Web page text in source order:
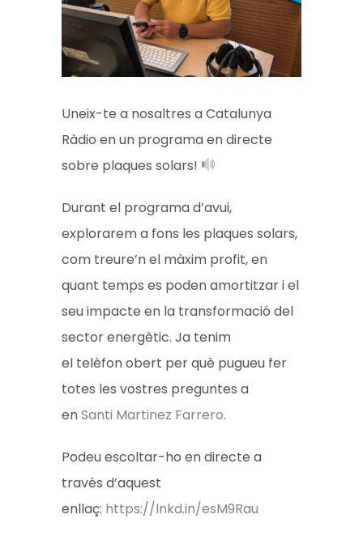
Uneix-te a nosaltres a Catalunya
Ràdio en un programa en directe
sobre plaques solars!
Durant el programa d’avui,
explorarem a fons les plaques solars,
com treure’n el màxim profit, en
quant temps es poden amortitzar i el
seu impacte en la transformació del
sector energètic. Ja tenim
el telèfon obert per què pugueu fer
totes les vostres preguntes a
enSanti Martinez Farrero.
Podeu escoltar-ho en directe a
través d’aquest
enllaç: https://lnkd.in/esM9Rau